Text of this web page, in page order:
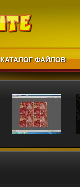
КАТАЛОГ ФАЙЛОВ